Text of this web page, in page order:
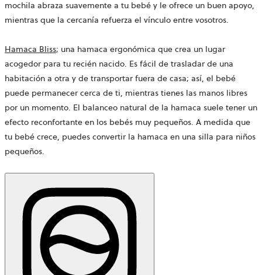
mochila abraza suavemente a tu bebé y le ofrece un buen apoyo,
mientras que la cercanía refuerza el vínculo entre vosotros.
Hamaca Bliss; una hamaca ergonómica que crea un lugar
acogedor para tu recién nacido. Es fácil de trasladar de una
habitación a otra y de transportar fuera de casa; así, el bebé
puede permanecer cerca de ti, mientras tienes las manos libres
por un momento. El balanceo natural de la hamaca suele tener un
efecto reconfortante en los bebés muy pequeños. A medida que
tu bebé crece, puedes convertir la hamaca en una silla para niños
pequeños.